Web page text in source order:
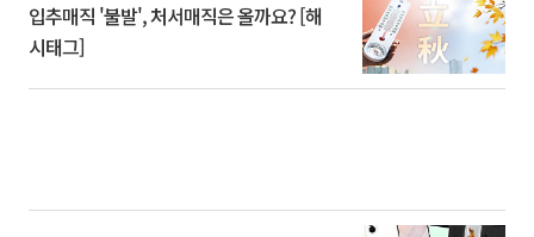
입추매직 '불발', 처서매직은 올까요? [해
시태그]